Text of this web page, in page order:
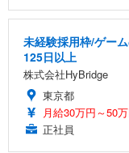
未経験採用枠/ゲー
125日以上
株式会社HyBridge
東京都
月給30万円～50
正社員